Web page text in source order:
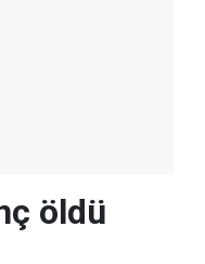
öldü